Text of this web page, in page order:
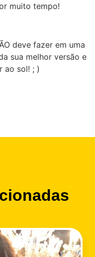
muito tempo!
deve fazer em uma
sua melhor versão e
ao sol! ; )